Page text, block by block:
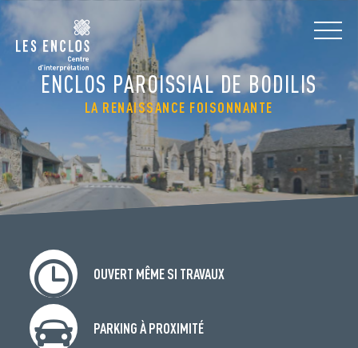
ENCLOS PAROISSIAL DE BODILIS
LA RENAISSANCE FOISONNANTE
OUVERT MÊME SI TRAVAUX
PARKING À PROXIMITÉ